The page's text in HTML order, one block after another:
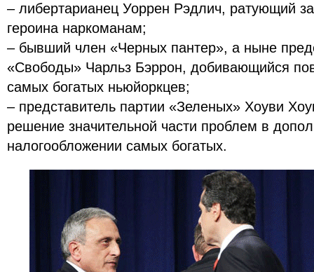
– либертарианец Уоррен Рэдлич, ратующий
героина наркоманам;
– бывший член «Черных пантер», а ныне
«Свободы» Чарльз Бэррон, добивающийся
самых богатых ньюйоркцев;
– представитель партии «Зеленых» Хоуви
решение значительной части проблем в
налогообложении самых богатых.